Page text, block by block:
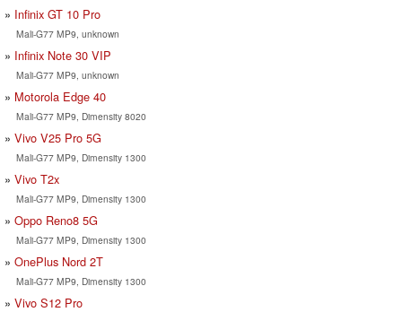
Infinix GT 10 Pro
Mali-G77 MP9, unknown
Infinix Note 30 VIP
Mali-G77 MP9, unknown
Motorola Edge 40
Mali-G77 MP9, Dimensity 8020
Vivo V25 Pro 5G
Mali-G77 MP9, Dimensity 1300
Vivo T2x
Mali-G77 MP9, Dimensity 1300
Oppo Reno8 5G
Mali-G77 MP9, Dimensity 1300
OnePlus Nord 2T
Mali-G77 MP9, Dimensity 1300
Vivo S12 Pro